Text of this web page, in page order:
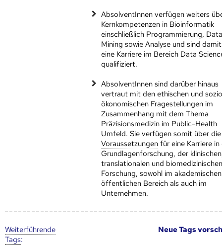
AbsolventInnen verfügen weiters
Kernkompetenzen in Bioinformatik
einschließlich Programmierung,
Mining sowie Analyse und sind
eine Karriere im Bereich Data
qualifiziert.
AbsolventInnen sind darüber hinaus
vertraut mit den ethischen und
ökonomischen Fragestellungen im
Zusammenhang mit dem Thema
Präzisionsmedizin im Public-Health
Umfeld. Sie verfügen somit über die
Voraus­setzungen für eine Karriere in
Grundlagenforschung, der
translationalen und
Forschung, sowohl im
öffentlichen Bereich als auch im
Unternehmen.
Weiter­führende
Tags:
Neue Tags